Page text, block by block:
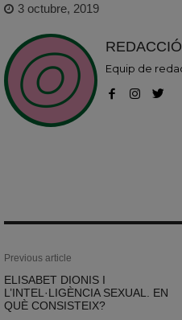
3 octubre, 2019
REDACCIÓ
Equip de
Previous article
ELISABET DIONIS I
L’INTEL·LIGÈNCIA SEXUAL. EN
QUÈ CONSISTEIX?